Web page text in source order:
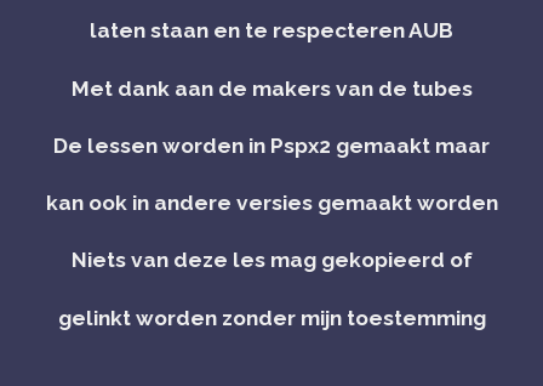
laten staan en te respecteren AUB
Met dank aan de makers van de tubes
De lessen worden in Pspx2 gemaakt maar
kan ook in andere versies gemaakt worden
Niets van deze les mag gekopieerd of
gelinkt worden zonder mijn toestemming